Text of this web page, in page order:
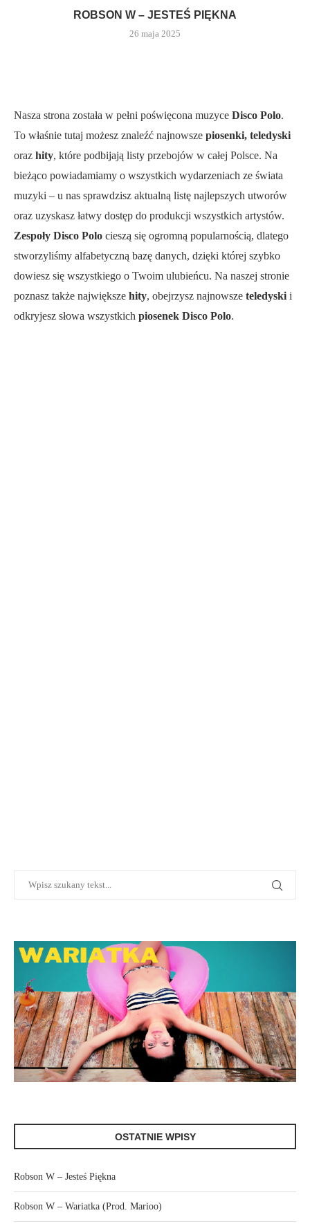
ROBSON W – JESTEŚ PIĘKNA
26 maja 2025
Nasza strona została w pełni poświęcona muzyce Disco Polo.
To właśnie tutaj możesz znaleźć najnowsze piosenki, teledyski
oraz hity, które podbijają listy przebojów w całej Polsce. Na
bieżąco powiadamiamy o wszystkich wydarzeniach ze świata
muzyki – u nas sprawdzisz aktualną listę najlepszych utworów
oraz uzyskasz łatwy dostęp do produkcji wszystkich artystów.
Zespoły Disco Polo cieszą się ogromną popularnością, dlatego
stworzyliśmy alfabetyczną bazę danych, dzięki której szybko
dowiesz się wszystkiego o Twoim ulubieńcu. Na naszej stronie
poznasz także największe hity, obejrzysz najnowsze teledyski i
odkryjesz słowa wszystkich piosenek Disco Polo.
OSTATNIE WPISY
Robson W – Jesteś Piękna
Robson W – Wariatka (Prod. Marioo)